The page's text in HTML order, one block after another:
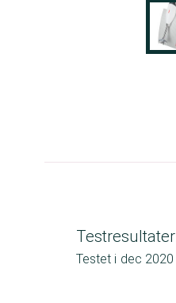
Testresultater
Testet i dec 2020